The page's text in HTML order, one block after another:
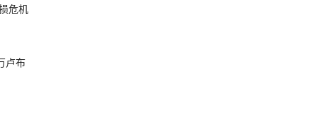
危机
卢布